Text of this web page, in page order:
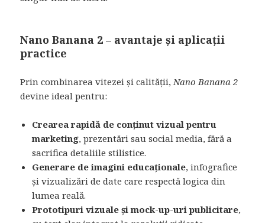
Nano Banana 2 – avantaje și aplicații
practice
Prin combinarea vitezei și calității, Nano Banana 2
devine ideal pentru:
Crearea rapidă de conținut vizual pentru
marketing, prezentări sau social media, fără a
sacrifica detaliile stilistice.
Generare de imagini educaționale, infografice
și vizualizări de date care respectă logica din
lumea reală.
Prototipuri vizuale și mock-up-uri publicitare,